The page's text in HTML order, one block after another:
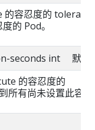
的容忍度的
的 Pod。
seconds int 默认
的容忍度的
所有尚未设置此容